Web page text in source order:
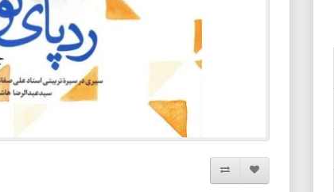
افزودن به لیست دلخواه
مقایسه این محصول